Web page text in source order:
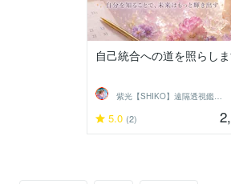
自己統合への道を照らし
紫光【SHIKO】遠隔透視鑑定士
5.0 (2)